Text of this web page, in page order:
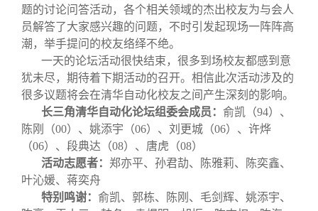
题的讨论问答活动，各个相关领域的杰出校友为与会人
员解答了大家感兴趣的问题，不时引发起现场一阵阵高
潮，举手提问的校友络绎不绝。
一天的论坛活动很快结束，很多到场校友都感到意
犹未尽，期待着下期活动的召开。相信此次活动涉及的
很多议题将会在清华自动化校友之间产生深刻的影响。
长三角清华自动化论坛组委会成员： 俞凯（94）、
陈刚（00）、姚添宇（06）、刘更城（06）、许烨
（06）、段典达（08）、唐虎（08）
活动志愿者： 郑亦平、孙君劼、陈雅莉、陈奕鑫、
叶沁媛、蒋奕舟
特别鸣谢： 俞凯、郭栋、陈刚、毛剑辉、姚添宇、